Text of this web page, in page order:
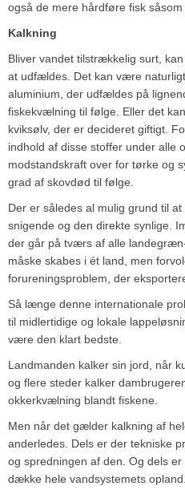
også de mere hårdføre fisk
Kalkning
Bliver vandet tilstrækkelig surt,
at udfældes. Det kan være
aluminium, der udfældes på
fiskekvælning til følge. Eller det
kviksølv, der er decideret giftigt.
indhold af disse stoffer under alle
modstandskraft over for tørke og
grad af skovdød til følge.
Der er således al mulig grund til
snigende og den direkte synlige.
der går på tværs af alle
måske skabes i ét land, men
forureningsproblem, der
Så længe denne internationale
til midlertidige og lokale
være den klart bedste.
Landmanden kalker sin jord, når
og flere steder kalker
okkerkvælning blandt fiskene.
Men når det gælder kalkning af
anderledes. Dels er der tekniske
og spredningen af den. Og dels
dække hele vandsystemets opland.